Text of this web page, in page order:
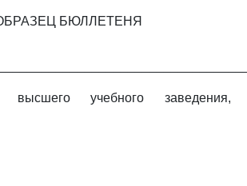
БЮЛЛЕТЕНЯ
высшего учебного заведения,